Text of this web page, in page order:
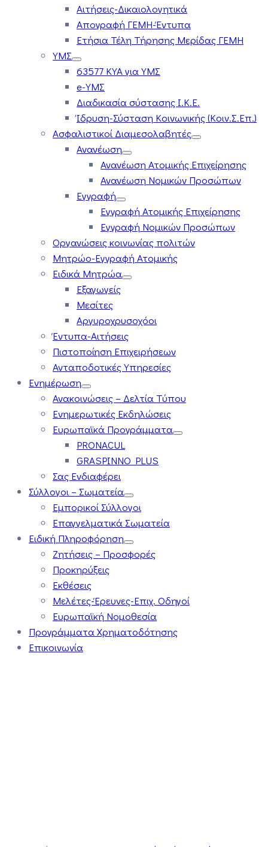
Αιτήσεις-Δικαιολογητικά
Απογραφή ΓΕΜΗ-Έντυπα
Ετήσια Τέλη Τήρησης Μερίδας ΓΕΜΗ
ΥΜΣ
63577 ΚΥΑ για ΥΜΣ
e-ΥΜΣ
Διαδικασία σύστασης Ι.Κ.Ε.
Ίδρυση-Σύσταση Κοινωνικής (Κοιν.Σ.Επ.)
Ασφαλιστικοί Διαμεσολαβητές
Ανανέωση
Ανανέωση Ατομικής Επιχείρησης
Ανανέωση Νομικών Προσώπων
Εγγραφή
Εγγραφή Ατομικής Επιχείρησης
Εγγραφή Νομικών Προσώπων
Οργανώσεις κοινωνίας πολιτών
Μητρώο-Εγγραφή Ατομικής
Ειδικά Μητρώα
Εξαγωγείς
Μεσίτες
Αργυροχρυσοχόοι
Έντυπα-Αιτήσεις
Πιστοποίηση Επιχειρήσεων
Ανταποδοτικές Υπηρεσίες
Ενημέρωση
Ανακοινώσεις – Δελτία Τύπου
Ενημερωτικές Εκδηλώσεις
Ευρωπαϊκά Προγράμματα
PRONACUL
GRASPINNO PLUS
Σας Ενδιαφέρει
Σύλλογοι – Σωματεία
Εμπορικοί Σύλλογοι
Επαγγελματικά Σωματεία
Ειδική Πληροφόρηση
Ζητήσεις – Προσφορές
Προκηρύξεις
Εκθέσεις
Μελέτες-Έρευνες-Επιχ. Οδηγοί
Ευρωπαϊκή Νομοθεσία
Προγράμματα Χρηματοδότησης
Επικοινωνία